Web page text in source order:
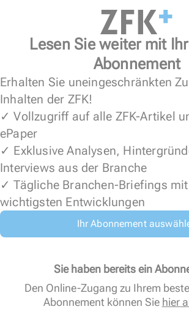
Lesen Sie weiter mit
Abonnement
Erhalten Sie uneingeschränkten
Inhalten der ZFK!
✓ Vollzugriff auf alle ZFK-Artikel
ePaper
✓ Exklusive Analysen,
Interviews aus der Branche
✓ Tägliche Branchen-Briefings
wichtigsten Entwicklungen
Ihr Abonnement
Sie haben bereits ein
Den Online-Zugang zu Ihrem
Abonnement können Sie hier